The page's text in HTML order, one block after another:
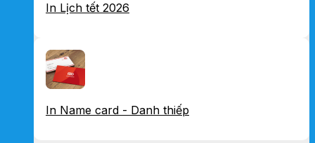
In Lịch tết 2026
In Name card - Danh thiếp